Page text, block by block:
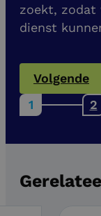
zoekt, zodat
dienst
Volgende